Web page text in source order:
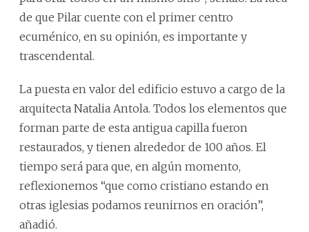
de que Pilar cuente con el primer centro
ecuménico, en su opinión, es importante y
trascendental.
La puesta en valor del edificio estuvo a cargo de la
arquitecta Natalia Antola. Todos los elementos que
forman parte de esta antigua capilla fueron
restaurados, y tienen alrededor de 100 años. El
tiempo será para que, en algún momento,
reflexionemos “que como cristiano estando en
otras iglesias podamos reunirnos en oración”,
añadió.